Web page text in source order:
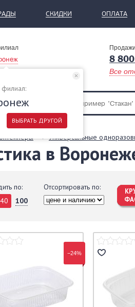
СКИДКИ ОПЛАТА
8
Все
ВЫБРАТЬ ДРУГОЙ
Универсальные
в
по:
40 100
Отсортировать по:
−24%